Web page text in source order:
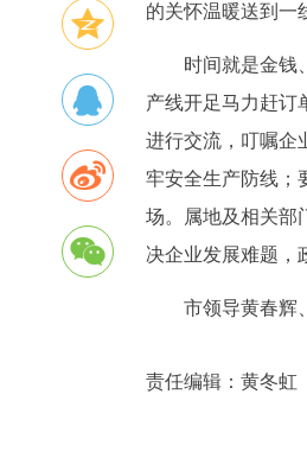
的关怀温暖送到一
时间就是金钱
产线开足马力赶订
进行交流，叮嘱企
牢安全生产防线；
场。属地及相关部
决企业发展难题，
市领导黄春辉
责任编辑： 黄冬虹